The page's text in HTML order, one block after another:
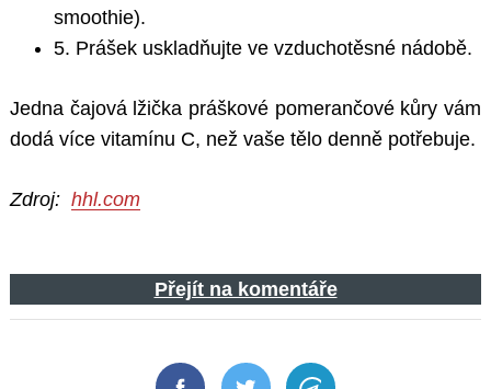
smoothie).
5. Prášek uskladňujte ve vzduchotěsné nádobě.
Jedna čajová lžička práškové pomerančové kůry vám
dodá více vitamínu C, než vaše tělo denně potřebuje.
Zdroj: hhl.com
Přejít na komentáře